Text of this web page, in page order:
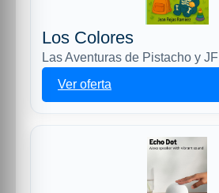
Los Colores
Las Aventuras de Pistacho y JF
Ver oferta